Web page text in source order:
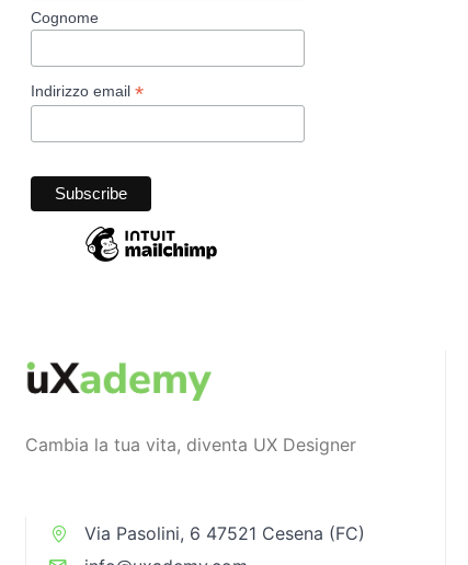
Cognome
Indirizzo email *
Cambia la tua vita, diventa UX Designer
Via Pasolini, 6 47521 Cesena (FC)